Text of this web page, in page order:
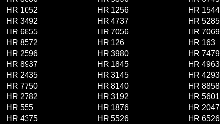
HR 1052
HR 1256
HR 1544
HR 3492
HR 4737
HR 5285
HR 6855
HR 7056
HR 7069
HR 8572
HR 126
HR 163
HR 2596
HR 3980
HR 7479
HR 8937
HR 1845
HR 4963
HR 2435
HR 3145
HR 4293
HR 7750
HR 8140
HR 8858
HR 2782
HR 3192
HR 5601
HR 555
HR 1876
HR 2047
HR 4375
HR 5526
HR 6526